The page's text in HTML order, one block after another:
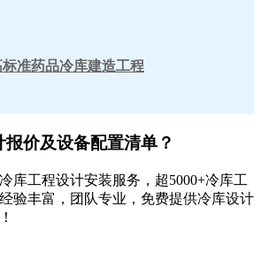
准药品冷库建造工程
价及设备配置清单？
库工程设计安装服务，超5000+冷库工
验丰富，团队专业，免费提供冷库设计